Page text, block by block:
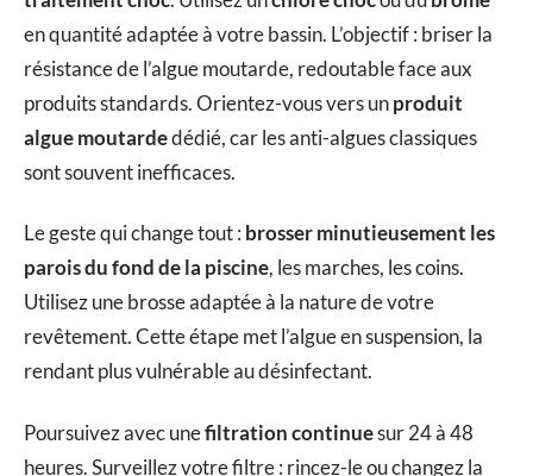
en quantité adaptée à votre bassin. L’objectif : briser la
résistance de l’algue moutarde, redoutable face aux
produits standards. Orientez-vous vers unproduit
algue moutardedédié, car les anti-algues classiques
sont souvent inefficaces.
Le geste qui change tout : brosser minutieusement les
parois du fond de la piscine, les marches, les coins.
Utilisez une brosse adaptée à la nature de votre
revêtement. Cette étape met l’algue en suspension, la
rendant plus vulnérable au désinfectant.
Poursuivez avec unefiltration continuesur 24 à 48
heures. Surveillez votre filtre : rincez-le ou changez la